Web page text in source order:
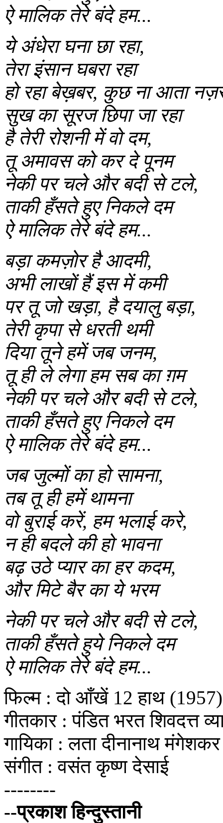
ऐ मालिक तेरे बंदे हम...
ये अंधेरा घना छा रहा,
तेरा इंसान घबरा रहा
हो रहा बेख़बर, कुछ ना आता
सुख का सूरज छिपा जा रहा
है तेरी रोशनी में वो दम,
तू अमावस को कर दे पूनम
नेकी पर चले और बदी से टले,
ताकी हँसते हुए निकले दम
ऐ मालिक तेरे बंदे हम...
बड़ा कमज़ोर है आदमी,
अभी लाखों हैं इस में कमी
पर तू जो खड़ा, है दयालु बड़ा,
तेरी कृपा से धरती थमी
दिया तूने हमें जब जनम,
तू ही ले लेगा हम सब का ग़म
नेकी पर चले और बदी से टले,
ताकी हँसते हुए निकले दम
ऐ मालिक तेरे बंदे हम...
जब जुल्मों का हो सामना,
तब तू ही हमें थामना
वो बुराई करें, हम भलाई करे,
न ही बदले की हो भावना
बढ़ उठे प्यार का हर कदम,
और मिटे बैर का ये भरम
नेकी पर चले और बदी से टले,
ताकी हँसते हुये निकले दम
ऐ मालिक तेरे बंदे हम...
फिल्म : दो आँखें 12 हाथ (1957)
गीतकार : पंडित भरत शिवदत्त
गायिका : लता दीनानाथ मंगेशकर
संगीत : वसंत कृष्ण देसाई
--------
--प्रकाश हिन्दुस्तानी